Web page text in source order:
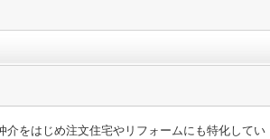
をはじめ注文住宅やリフォームにも特化してい